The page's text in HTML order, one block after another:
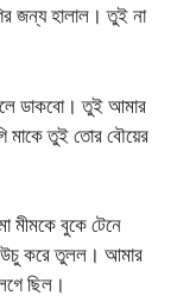
জন্য হালাল। তুই না
ডাকবো। তুই আমার
মাকে তুই তোর বৌয়ের
মীমকে বুকে টেনে
উচু করে তুলল। আমার
ছিল।